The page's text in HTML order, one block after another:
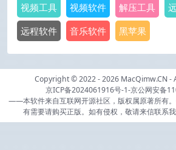
视频工具
视频软件 解压工具
远程软件
音乐软件 黑苹果
Copyright © 2022 - 2026 MacQimw.CN -
京ICP备2024061916号-1-京公网安备
——本软件来自互联网开源社区，版权属原著所有
有需要请购买正版。如有侵权，敬请来信联